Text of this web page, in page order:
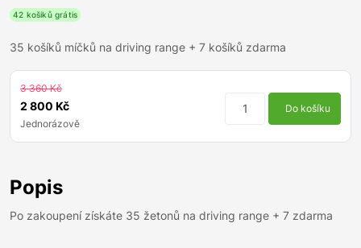
42 košiků grátis
35 košíků míčků na driving range + 7 košíků zdarma
3 360 Kč
2 800 Kč
Jednorázově
Do košíku
Popis
Po zakoupení získáte 35 žetonů na driving range + 7 zdarma